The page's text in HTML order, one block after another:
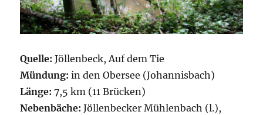
Quelle: Jöllenbeck, Auf dem Tie
Mündung: in den Obersee (Johannisbach)
Länge: 7,5 km (11 Brücken)
Nebenbäche: Jöllenbecker Mühlenbach (l.),